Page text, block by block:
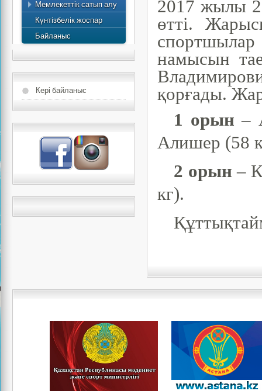
2017 жылы
өтті.
намысын
қорғады.
1 орын –
Алишер (58
2 орын –
кг).
Мемлекеттік сатып алу
есебі
Күнтізбелік жоспар
Байланыс
Кері байланыс